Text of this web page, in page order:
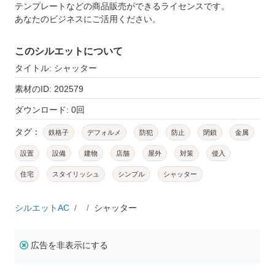
テンプレートなどの商品販売ができるライセンスです。
あなたのビジネスにご活用ください。
このシルエットについて
タイトル: シャッター
素材のID: 202579
ダウンロード: 0回
タグ： 鉄格子 デフォルメ 防犯 防止 閉鎖 金属
設置 設備 建物 店舗 屋外 対策 侵入
住宅 スタイリッシュ シンプル シャッター
シルエットAC シャッター
広告を非表示にする